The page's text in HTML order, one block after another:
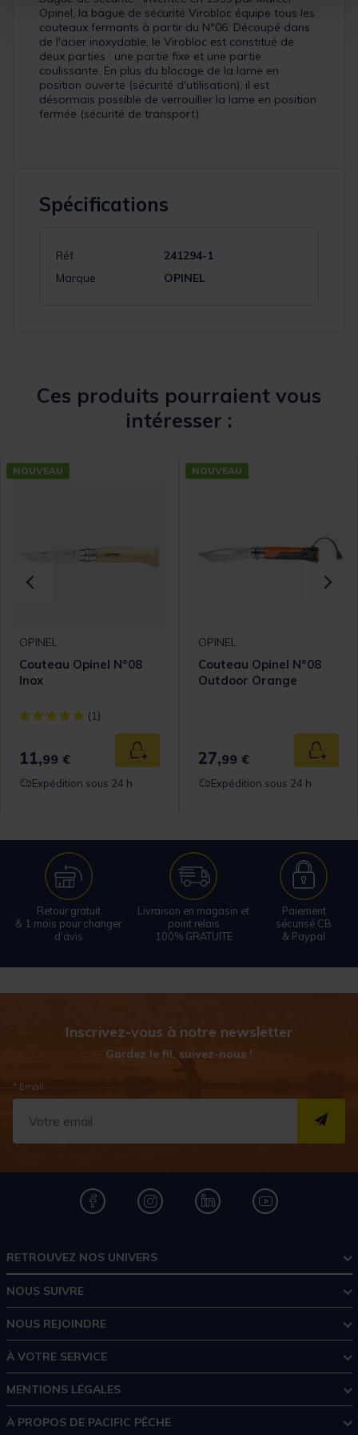
Opinel, la bague de sécurité Virobloc équipe tous les
couteaux fermants à partir du N°06. Découpé dans
de l'acier inoxydable, le Virobloc est constitué de
deux parties : une partie fixe et une partie
coulissante. En plus du blocage de la lame en
position ouverte (sécurité d'utilisation), il est
désormais possible de verrouiller la lame en position
fermée (sécurité de transport).
Spécifications
Réf.
241294-1
Marque
OPINEL
Ces produits pourraient vous
intéresser :
panier
NOUVEAU
OPINEL
Couteau Opinel N°08
Inox
[object Object] out of 5 Customer Rating
(1)
11,99 € Ajouter au panier
Expédition sous 24 h
NOUVEAU
OPINEL
Couteau Opinel N°08
Outdoor Orange
27,99 €
Expédition sous 24 h
Retour gratuit
& 1 mois pour changer
d'avis
Livraison en magasin et
point relais
100% GRATUITE
Paiement
sécurisé CB
& Paypal
Inscrivez-vous à notre newsletter
Gardez le fil, suivez-nous !
* Email
RETROUVEZ NOS UNIVERS
NOUS SUIVRE
NOUS REJOINDRE
À VOTRE SERVICE
MENTIONS LÉGALES
À PROPOS DE PACIFIC PÊCHE